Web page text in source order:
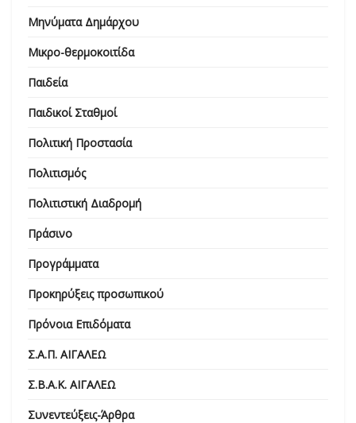
Μηνύματα Δημάρχου
Μικρο-θερμοκοιτίδα
Παιδεία
Παιδικοί Σταθμοί
Πολιτική Προστασία
Πολιτισμός
Πολιτιστική Διαδρομή
Πράσινο
Προγράμματα
Προκηρύξεις προσωπικού
Πρόνοια Επιδόματα
Σ.Α.Π. ΑΙΓΑΛΕΩ
Σ.Β.Α.Κ. ΑΙΓΑΛΕΩ
Συνεντεύξεις-Άρθρα